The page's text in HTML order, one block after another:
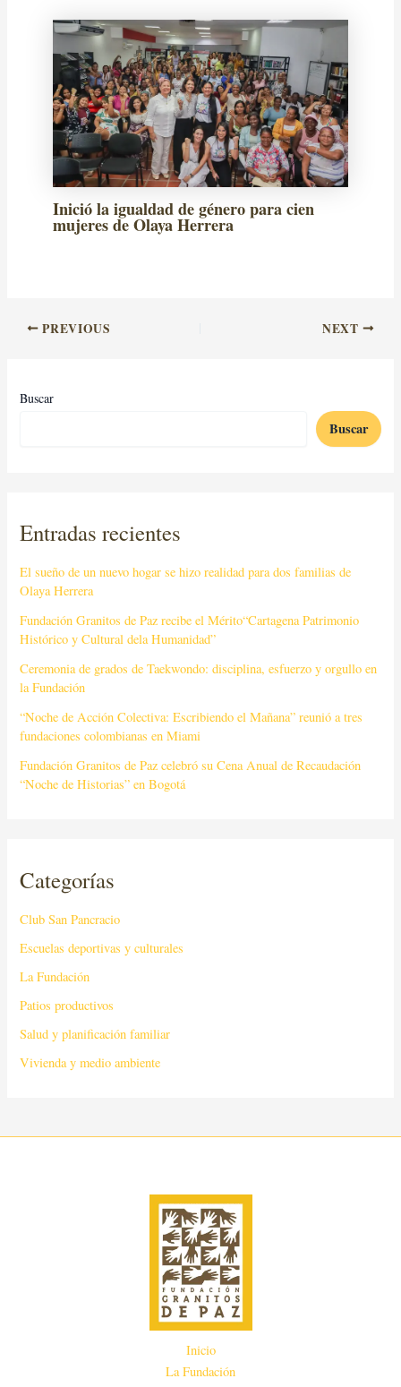
Inició la igualdad de género para cien
mujeres de Olaya Herrera
PREVIOUS NEXT
Buscar
Buscar
Entradas recientes
El sueño de un nuevo hogar se hizo realidad para dos familias de
Olaya Herrera
Fundación Granitos de Paz recibe el Mérito“Cartagena Patrimonio
Histórico y Cultural dela Humanidad”
Ceremonia de grados de Taekwondo: disciplina, esfuerzo y orgullo en
la Fundación
“Noche de Acción Colectiva: Escribiendo el Mañana” reunió a tres
fundaciones colombianas en Miami
Fundación Granitos de Paz celebró su Cena Anual de Recaudación
“Noche de Historias” en Bogotá
Categorías
Club San Pancracio
Escuelas deportivas y culturales
La Fundación
Patios productivos
Salud y planificación familiar
Vivienda y medio ambiente
Inicio
La Fundación